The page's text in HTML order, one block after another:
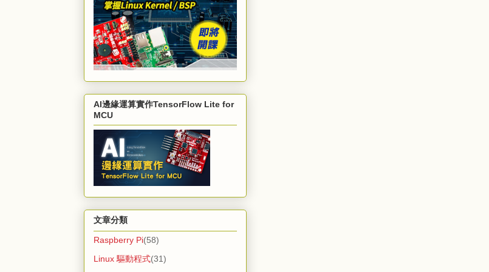
AI邊緣運算實作TensorFlow Lite for
MCU
文章分類
Raspberry Pi(58)
Linux 驅動程式(31)